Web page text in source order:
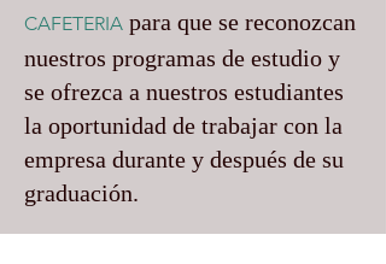
CAFETERIA para que se reconozcan
nuestros programas de estudio y
se ofrezca a nuestros estudiantes
la oportunidad de trabajar con la
empresa durante y después de su
graduación.